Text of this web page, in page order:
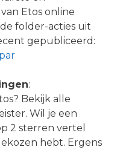
Etos online
folder-acties uit
gepubliceerd:
:
Bekijk alle
Wil je een
2 sterren vertel
hebt. Ergens